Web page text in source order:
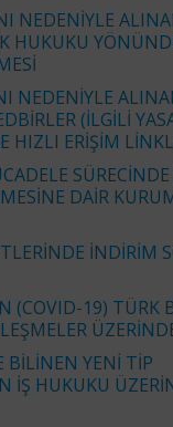
NEDENİYLE
HUKUKU
NEDENİYLE
(İLGİLİ
HIZLI ERİŞİM
SÜRECİNDE
DAİR
İNDİRİM
(COVID-19) TÜRK
BİLİNEN YENİ TİP
İŞ HUKUKU